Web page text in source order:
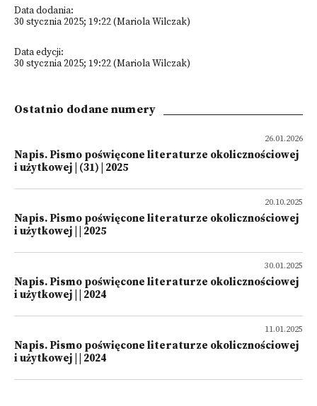
Data dodania:
30 stycznia 2025; 19:22 (Mariola Wilczak)
Data edycji:
30 stycznia 2025; 19:22 (Mariola Wilczak)
Ostatnio dodane numery
26.01.2026
Napis. Pismo poświęcone literaturze okolicznościowej
i użytkowej | (31) | 2025
20.10.2025
Napis. Pismo poświęcone literaturze okolicznościowej
i użytkowej | | 2025
30.01.2025
Napis. Pismo poświęcone literaturze okolicznościowej
i użytkowej | | 2024
11.01.2025
Napis. Pismo poświęcone literaturze okolicznościowej
i użytkowej | | 2024